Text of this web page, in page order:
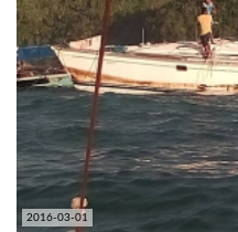
2016-03-01